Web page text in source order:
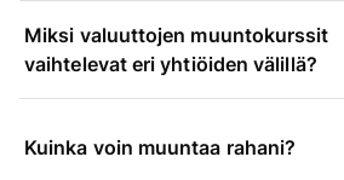
Miksi valuuttojen muuntokurssit
vaihtelevat eri yhtiöiden välillä?
Kuinka voin muuntaa rahani?